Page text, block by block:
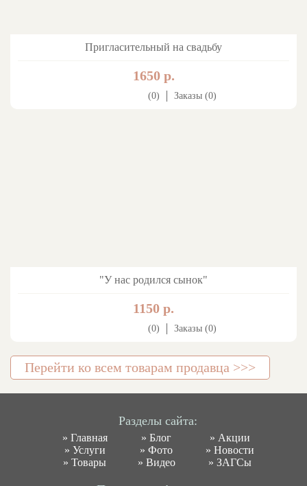
Пригласительный на свадьбу
1650 р.
(0) Заказы (0)
"У нас родился сынок"
1150 р.
(0) Заказы (0)
Перейти ко всем товарам продавца >>>
Разделы сайта:
» Главная
» Услуги
»Товары
»Блог
»Фото
» Видео
» Акции
» Новости
» ЗАГСы